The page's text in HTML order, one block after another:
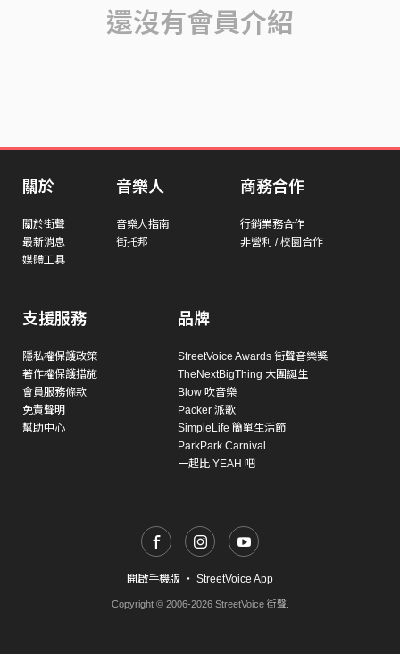
還沒有會員介紹
關於
關於街聲
最新消息
媒體工具
音樂人
音樂人指南
街托邦
商務合作
行銷業務合作
非營利 / 校園合作
支援服務
隱私權保護政策
著作權保護措施
會員服務條款
免責聲明
幫助中心
品牌
StreetVoice Awards 街聲音樂獎
TheNextBigThing 大團誕生
Blow 吹音樂
Packer 派歌
SimpleLife 簡單生活節
ParkPark Carnival
一起比 YEAH 吧
開啟手機版 ・ StreetVoice App
Copyright © 2006-2026 StreetVoice 街聲.